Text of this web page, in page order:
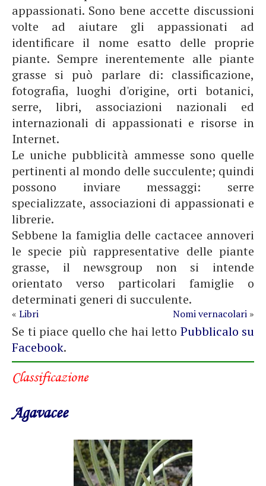
appassionati. Sono bene accette discussioni
volte ad aiutare gli appassionati ad
identificare il nome esatto delle proprie
piante. Sempre inerentemente alle piante
grasse si può parlare di: classificazione,
fotografia, luoghi d'origine, orti botanici,
serre, libri, associazioni nazionali ed
internazionali di appassionati e risorse in
Internet.
Le uniche pubblicità ammesse sono quelle
pertinenti al mondo delle succulente; quindi
possono inviare messaggi: serre
specializzate, associazioni di appassionati e
librerie.
Sebbene la famiglia delle cactacee annoveri
le specie più rappresentative delle piante
grasse, il newsgroup non si intende
orientato verso particolari famiglie o
determinati generi di succulente.
Nomi vernacolari »
« Libri
Se ti piace quello che hai letto Pubblicalo su
Facebook.
Classificazione
Agavacee